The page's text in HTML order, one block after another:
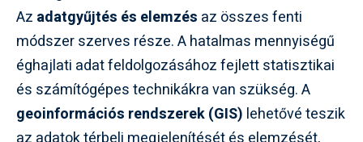
Az adatgyűjtés és elemzés az összes fenti
módszer szerves része. A hatalmas mennyiségű
éghajlati adat feldolgozásához fejlett statisztikai
és számítógépes technikákra van szükség. A
geoinformációs rendszerek (GIS) lehetővé teszik